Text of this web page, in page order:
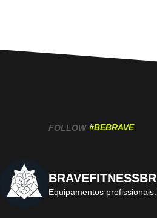
FOLLOW #BEBRAVE
BRAVEFITNESSBR
Equipamentos profissionais.